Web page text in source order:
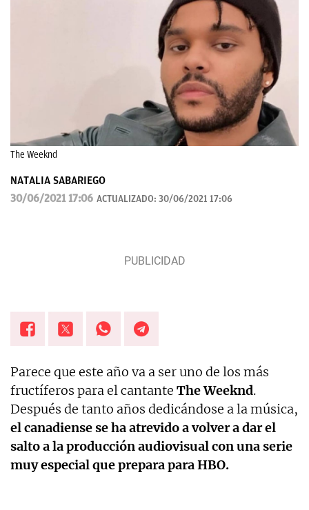
The Weeknd
NATALIA SABARIEGO
30/06/2021 17:06 ACTUALIZADO: 30/06/2021 17:06
Parece que este año va a ser uno de los más
fructíferos para el cantante The Weeknd.
Después de tanto años dedicándose a la música,
el canadiense se ha atrevido a volver a dar el
salto a la producción audiovisual con una serie
muy especial que prepara para HBO.